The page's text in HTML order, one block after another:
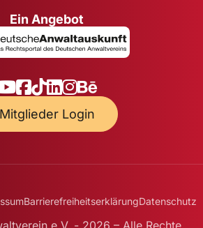
Ein Angebot
Mitglieder Login
BarrierefreiheitserklärungDatenschutz
e.V. - 2026 – Alle Rechte